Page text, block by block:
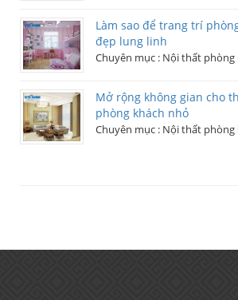
Làm sao để trang trí
đẹp lung linh
Chuyên mục : Nội thất phòng
Mở rộng không gian cho
phòng khách nhỏ
Chuyên mục : Nội thất phòng